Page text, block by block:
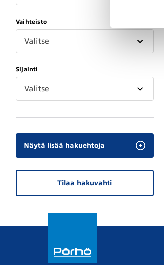
Vaihteisto
Valitse
Sijainti
Valitse
Näytä lisää hakuehtoja
Tilaa hakuvahti